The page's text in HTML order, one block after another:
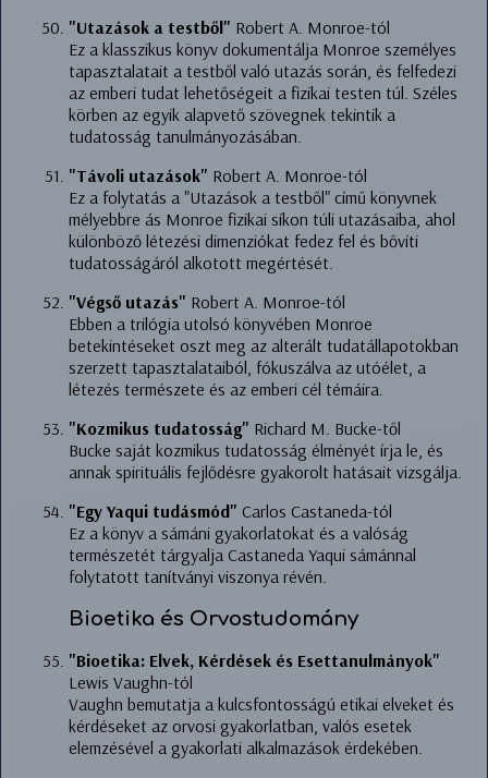
"Utazások a testből" Robert A. Monroe-tól
Ez a klasszikus könyv dokumentálja Monroe személyes
tapasztalatait a testből való utazás során, és felfedezi
az emberi tudat lehetőségeit a fizikai testen túl. Széles
körben az egyik alapvető szövegnek tekintik a
tudatosság tanulmányozásában.
"Távoli utazások" Robert A. Monroe-tól
Ez a folytatás a "Utazások a testből" című könyvnek
mélyebbre ás Monroe fizikai síkon túli utazásaiba, ahol
különböző létezési dimenziókat fedez fel és bővíti
tudatosságáról alkotott megértését.
"Végső utazás" Robert A. Monroe-tól
Ebben a trilógia utolsó könyvében Monroe
betekintéseket oszt meg az alterált tudatállapotokban
szerzett tapasztalataiból, fókuszálva az utóélet, a
létezés természete és az emberi cél témáira.
"Kozmikus tudatosság" Richard M. Bucke-től
Bucke saját kozmikus tudatosság élményét írja le, és
annak spirituális fejlődésre gyakorolt hatásait vizsgálja.
"Egy Yaqui tudásmód" Carlos Castaneda-tól
Ez a könyv a sámáni gyakorlatokat és a valóság
természetét tárgyalja Castaneda Yaqui sámánnal
folytatott tanítványi viszonya révén.
Bioetika és Orvostudomány
"Bioetika: Elvek, Kérdések és Esettanulmányok"
Lewis Vaughn-tól
Vaughn bemutatja a kulcsfontosságú etikai elveket és
kérdéseket az orvosi gyakorlatban, valós esetek
elemzésével a gyakorlati alkalmazások érdekében.